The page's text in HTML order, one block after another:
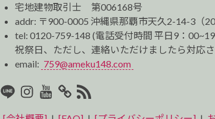
宅地建物取引士 第006168号
addr: 〒900-0005 沖縄県那覇市天久2-14-3（
tel:0120-759-148 (電話受付時間 平日9：
祝祭日、ただし、連絡いただけましたら対応
email: 759@ameku148.com
LINEInstagram
Youtube
マ
イ
RSS2